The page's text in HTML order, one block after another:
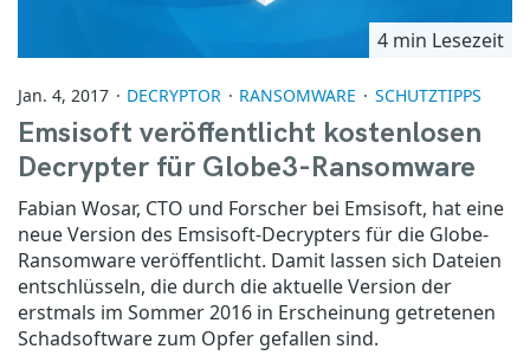
4 min Lesezeit
Jan. 4, 2017 DECRYPTOR RANSOMWARE SCHUTZTIPPS
Emsisoft veröffentlicht kostenlosen
Decrypter für Globe3-Ransomware
Fabian Wosar, CTO und Forscher bei Emsisoft, hat eine
neue Version des Emsisoft-Decrypters für die Globe-
Ransomware veröffentlicht. Damit lassen sich Dateien
entschlüsseln, die durch die aktuelle Version der
erstmals im Sommer 2016 in Erscheinung getretenen
Schadsoftware zum Opfer gefallen sind.